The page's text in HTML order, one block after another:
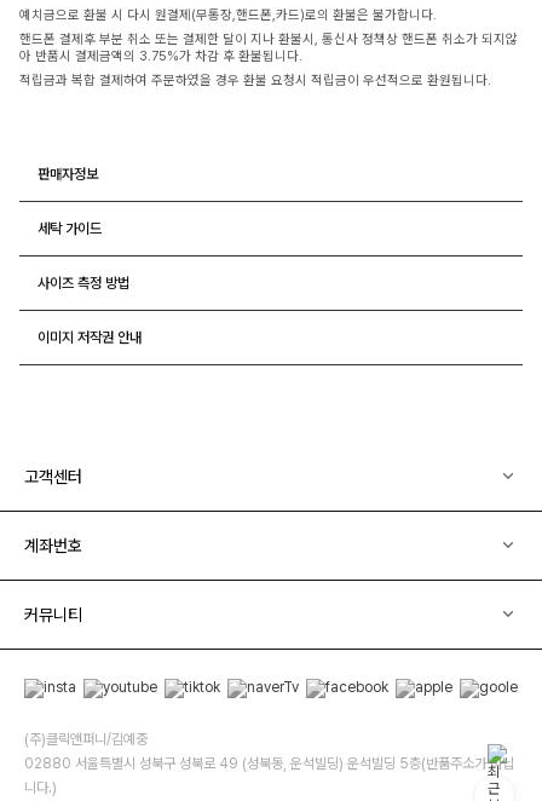
예치금으로 환불 시 다시 원결제(무통장,핸드폰,카드)로의 환불은 불가합니다.
핸드폰 결제후 부분 취소 또는 결제한 달이 지나 환불시, 통신사 정책상 핸드폰 취소가 되지않
아 반품시 결제금액의 3.75%가 차감 후 환불됩니다.
적립금과 복합 결제하여 주문하였을 경우 환불 요청시 적립금이 우선적으로 환원됩니다.
판매자정보
세탁 가이드
사이즈 측정 방법
이미지 저작권 안내
고객센터
계좌번호
커뮤니티
(주)클릭앤퍼니/김예중
02880 서울특별시 성북구 성북로 49 (성북동, 운석빌딩) 운석빌딩 5층(반품주소가 아닙
니다.)